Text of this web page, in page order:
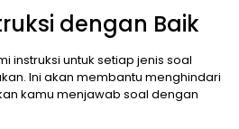
dengan Baik
instruksi untuk setiap jenis soal
Ini akan membantu menghindari
kamu menjawab soal dengan